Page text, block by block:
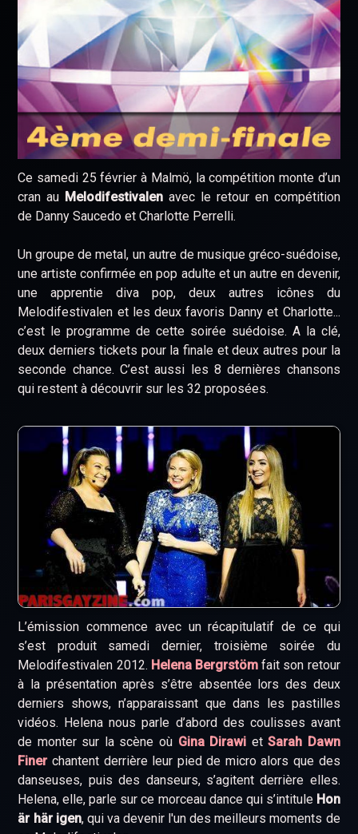
Ce samedi 25 février à Malmö, la compétition monte d’un
cran au Melodifestivalen avec le retour en compétition
de Danny Saucedo et Charlotte Perrelli.
Un groupe de metal, un autre de musique gréco-suédoise,
une artiste confirmée en pop adulte et un autre en devenir,
une apprentie diva pop, deux autres icônes du
Melodifestivalen et les deux favoris Danny et Charlotte...
c’est le programme de cette soirée suédoise. A la clé,
deux derniers tickets pour la finale et deux autres pour la
seconde chance. C’est aussi les 8 dernières chansons
qui restent à découvrir sur les 32 proposées.
L’émission commence avec un récapitulatif de ce qui
s’est produit samedi dernier, troisième soirée du
Melodifestivalen 2012. Helena Bergrstöm fait son retour
à la présentation après s’être absentée lors des deux
derniers shows, n’apparaissant que dans les pastilles
vidéos. Helena nous parle d’abord des coulisses avant
de monter sur la scène où Gina Dirawi etSarah Dawn
Finerchantent derrière leur pied de micro alors que des
danseuses, puis des danseurs, s’agitent derrière elles.
Helena, elle, parle sur ce morceau dance qui s’intitule Hon
är här igen, qui va devenir l'un des meilleurs moments de